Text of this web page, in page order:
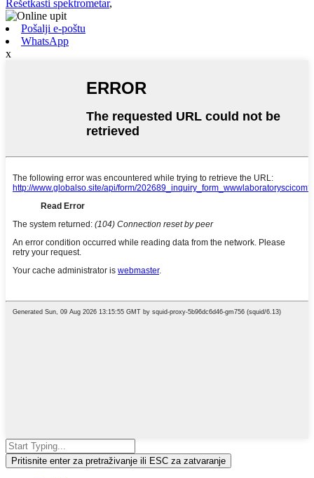
Rešetkasti spektrometar,
Pošalji e-poštu
WhatsApp
x
Pritisnite enter za pretraživanje ili ESC za zatvaranje